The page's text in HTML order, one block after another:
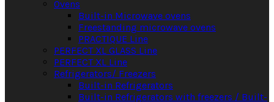
Ovens
Built-in Microwave ovens
Freestanding microwave ovens
PRACTIQUE Line
PERFECT XL GLASS Line
PERFECT XL Line
Refrigerators/ Freezers
Built-in Refrigerators
Built-in Refrigerators with freezers / Built-